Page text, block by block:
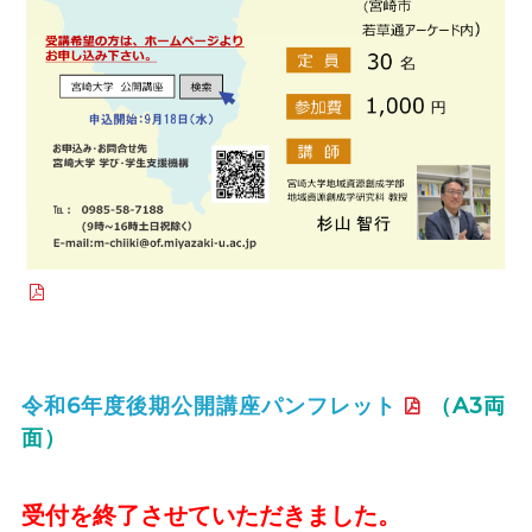
令和6年度後期公開講座パンフレット
（A3両
面）
受付を終了させていただきました。